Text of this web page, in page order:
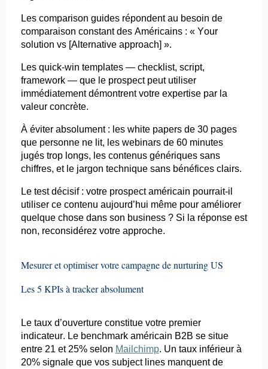
Les comparison guides répondent au besoin de
comparaison constant des Américains : « Your
solution vs [Alternative approach] ».
Les quick-win templates— checklist, script,
framework— que le prospect peut utiliser
immédiatement démontrent votre expertise par la
valeur concrète.
À éviter absolument : les white papersde 30 pages
que personne ne lit, les webinars de 60 minutes
jugés trop longs, les contenus génériques sans
chiffres, et le jargon technique sans bénéfices clairs.
Le test décisif : votre prospect américain pourrait-il
utiliser ce contenu aujourd’hui même pour améliorer
quelque chose dans son business ? Si la réponse est
non, reconsidérez votre approche.
Mesurer et optimiser votre campagne denurturingUS
Les 5 KPIs à tracker absolument
Le taux d’ouverture constitue votre premier
indicateur. Le benchmark américain B2B se situe
entre 21 et 25% selon Mailchimp. Un taux inférieur à
20% signale que vos subject linesmanquent de